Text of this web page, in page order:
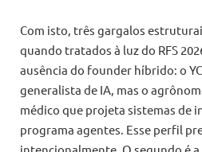
Com isto, três gargalos
quando tratados à luz do RFS
ausência do founder híbrido: o
generalista de IA, mas o
médico que projeta sistemas de
programa agentes. Esse perfil